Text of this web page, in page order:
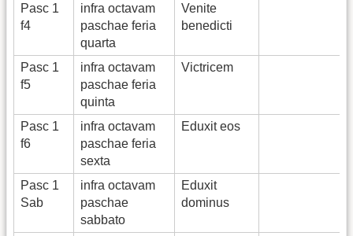
Pasc 1
f4
infra octavam
paschae feria
quarta
Venite
benedicti
Pasc 1
f5
infra octavam
paschae feria
quinta
Victricem
Pasc 1
f6
infra octavam
paschae feria
sexta
Eduxit eos
Pasc 1
Sab
infra octavam
paschae
sabbato
Eduxit
dominus